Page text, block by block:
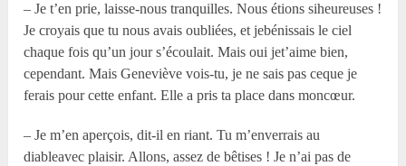
– Je t’en prie, laisse-nous tranquilles. Nous étions siheureuses !
Je croyais que tu nous avais oubliées, et jebénissais le ciel
chaque fois qu’un jour s’écoulait. Mais oui jet’aime bien,
cependant. Mais Geneviève vois-tu, je ne sais pas ceque je
ferais pour cette enfant. Elle a pris ta place dans moncœur.
– Je m’en aperçois, dit-il en riant. Tu m’enverrais au
diableavec plaisir. Allons, assez de bêtises ! Je n’ai pas de